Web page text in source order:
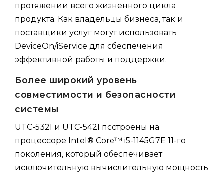
протяжении всего жизненного цикла
продукта. Как владельцы бизнеса, так и
поставщики услуг могут использовать
DeviceOn/iService для обеспечения
эффективной работы и поддержки.
Более широкий уровень
совместимости и безопасности
системы
UTC-532I и UTC-542I построены на
процессоре Intel® Core™ i5-1145G7E 11-го
поколения, который обеспечивает
исключительную вычислительную мощность